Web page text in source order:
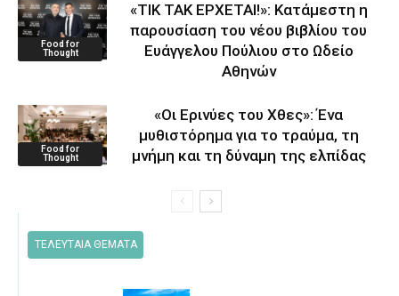
Food for
Thought
«ΤΙΚ ΤΑΚ ΕΡΧΕΤΑΙ!»: Κατάμεστη η
παρουσίαση του νέου βιβλίου του
Ευάγγελου Πούλιου στο Ωδείο
Αθηνών
Food for
Thought
«Οι Ερινύες του Χθες»: Ένα
μυθιστόρημα για το τραύμα, τη
μνήμη και τη δύναμη της ελπίδας
ΤΕΛΕΥΤΑΙΑ ΘΕΜΑΤΑ